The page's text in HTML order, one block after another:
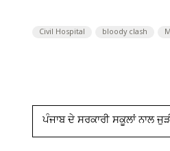
Civil Hospital bloody clash
ਪੰਜਾਬ ਦੇ ਸਰਕਾਰੀ ਸਕੂਲਾਂ ਨਾਲ